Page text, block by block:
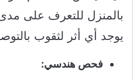
بالمنزل للتعرف على
يوجد أي أثر لثقوب
فحص هندسي: